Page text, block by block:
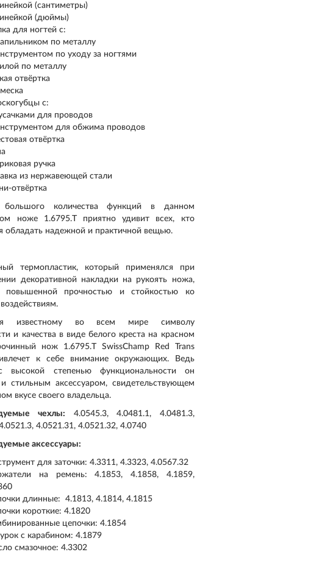
(сантиметры)
(дюймы)
для ногтей с:
по металлу
по уходу за ногтями
по металлу
отвёртка
с:
для проводов
для обжима проводов
отвёртка
ручка
из нержавеющей стали
отвёртка
большого количества функций в данном
ноже 1.6795.T приятно удивит всех, кто
обладать надежной и практичной вещью.
термопластик, который применялся при
декоративной накладки на рукоять ножа,
повышенной прочностью и стойкостью ко
известному во всем мире символу
и качества в виде белого креста на красном
нож 1.6795.T SwissChamp Red Trans
к себе внимание окружающих. Ведь
высокой степенью функциональности он
и стильным аксессуаром, свидетельствующем
вкусе своего владельца.
чехлы: 4.0545.3, 4.0481.1, 4.0481.3,
4.0521.31, 4.0521.32, 4.0740
аксессуары:
для заточки: 4.3311, 4.3323, 4.0567.32
на ремень: 4.1853, 4.1858, 4.1859,
длинные: 4.1813, 4.1814, 4.1815
короткие: 4.1820
цепочки: 4.1854
с карабином: 4.1879
смазочное: 4.3302